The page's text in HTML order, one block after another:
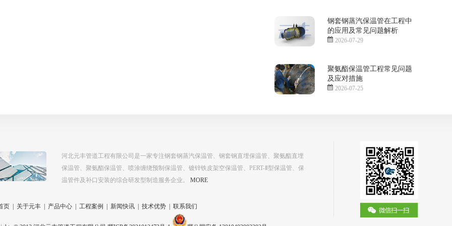
钢套钢蒸汽保温管在工程中
的应用及常见问题解析
2026-07-29
聚氨酯保温管工程常见问题
及应对措施
2026-07-25
河北元丰管道工程有限公司是一家专注钢套钢蒸汽保温管、钢套钢直埋保温管、聚氨酯直埋
保温管、聚氨酯保温管、喷涂缠绕预制保温管、镀锌铁皮架空保温管、PERT-Ⅱ型保温管、保
温管件及补口安装的综合研发型制造服务企业。 MORE
页 关于元丰 产品中心 工程案例 新闻快讯 技术优势 联系我们